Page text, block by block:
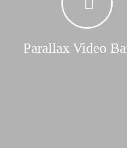
Parallax Video